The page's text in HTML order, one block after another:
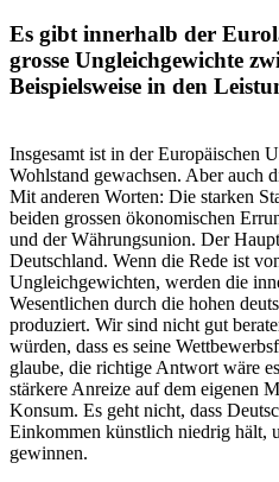
Es gibt innerhalb der
grosse Ungleichgewichte
Beispielsweise in den
Insgesamt ist in der Europäischen
Wohlstand gewachsen. Aber auch
Mit anderen Worten: Die starken
beiden grossen ökonomischen
und der Währungsunion. Der
Deutschland. Wenn die Rede ist
Ungleichgewichten, werden die
Wesentlichen durch die hohen
produziert. Wir sind nicht gut
würden, dass es seine
glaube, die richtige Antwort wäre
stärkere Anreize auf dem eigenen
Konsum. Es geht nicht, dass
Einkommen künstlich niedrig hält,
gewinnen.